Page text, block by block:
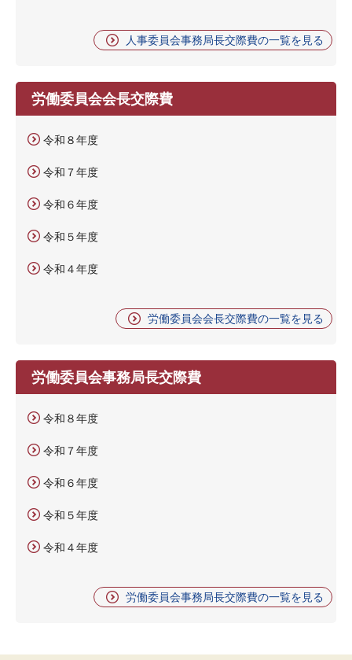
人事委員会事務局長交際費の一覧を見る
労働委員会会長交際費
令和８年度
令和７年度
令和６年度
令和５年度
令和４年度
労働委員会会長交際費の一覧を見る
労働委員会事務局長交際費
令和８年度
令和７年度
令和６年度
令和５年度
令和４年度
労働委員会事務局長交際費の一覧を見る